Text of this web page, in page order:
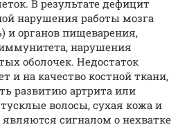
В результате дефицит
нарушения работы мозга
и органов пищеварения,
нарушения
оболочек. Недостаток
и на качество костной ткани,
развитию артрита или
волосы, сухая кожа и
сигналом о нехватке